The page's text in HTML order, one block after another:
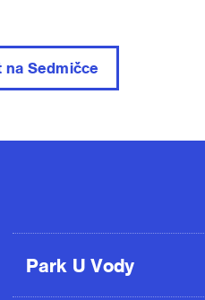
na Sedmičce
Park U Vody